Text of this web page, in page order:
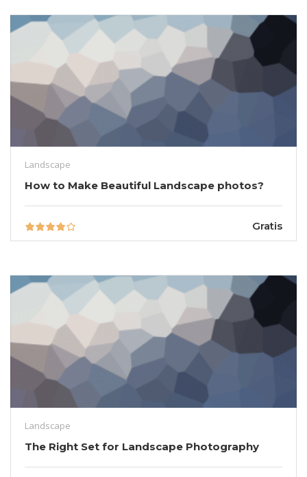
Landscape
How to Make Beautiful Landscape photos?
Gratis
Landscape
The Right Set for Landscape Photography